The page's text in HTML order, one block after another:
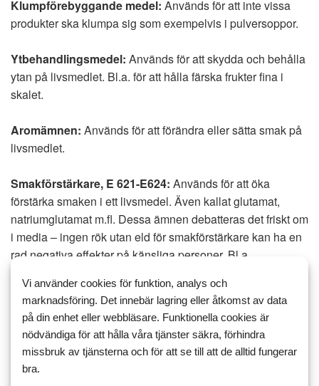
Klumpförebyggande medel: Används för att inte vissa
produkter ska klumpa sig som exempelvis i pulversoppor.
Ytbehandlingsmedel: Används för att skydda och behålla
ytan på livsmedlet. Bl.a. för att hålla färska frukter fina i
skalet.
Aromämnen: Används för att förändra eller sätta smak på
livsmedlet.
Smakförstärkare, E 621-E624: Används för att öka
förstärka smaken i ett livsmedel. Även kallat glutamat,
natriumglutamat m.fl. Dessa ämnen debatteras det friskt om
i media – ingen rök utan eld för smakförstärkare kan ha en
rad negativa effekter på känsliga personer. Bl.a.
detta är mycket ovanligt, normalpersonen måste få i sig
stora mängder glutamat för att det ska märkas. Vissa säger
att om man äter ofta och mycket kinamat (innehåller ofta
höga halter av gltamat) kan man få det sk. ”chinese food
syndrome” med illamående och huvudvärk som symptom.
Vi använder cookies för funktion, analys och
marknadsföring. Det innebär lagring eller åtkomst av data
på din enhet eller webbläsare. Funktionella cookies är
nödvändiga för att hålla våra tjänster säkra, förhindra
missbruk av tjänsterna och för att se till att de alltid fungerar
bra.